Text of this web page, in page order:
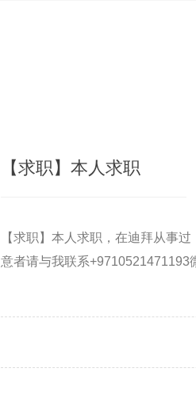
【求职】本人求职
【求职】本人求职，在迪拜从事
意者请与我联系+9710521471193